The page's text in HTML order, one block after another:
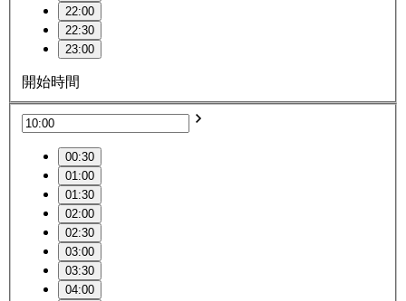
22:00
22:30
23:00
開始時間
00:30
01:00
01:30
02:00
02:30
03:00
03:30
04:00